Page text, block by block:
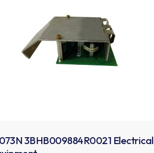
3BHB009884R0021 Electrical